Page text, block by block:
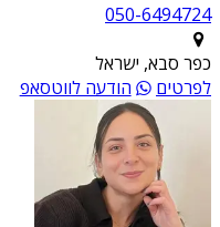
050-6494724
כפר סבא, ישראל
לפרטים
הודעה לווטסאפ